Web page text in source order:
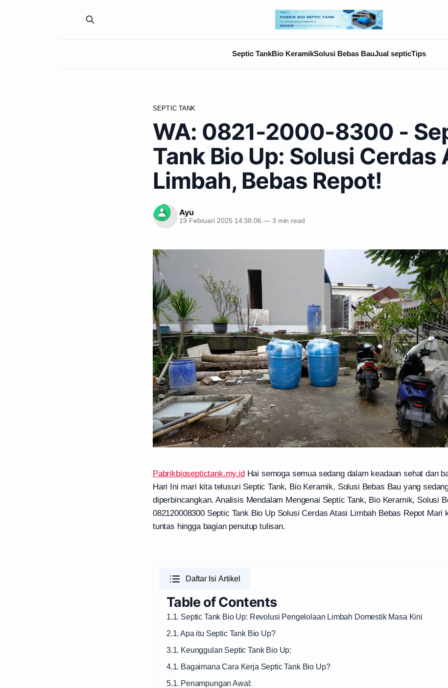
Septic TankBio KeramikSolusi Bebas BauJual septicTips
SEPTIC TANK
WA: 0821-2000-8300 -
Tank Bio Up: Solusi Cerdas
Limbah, Bebas Repot!
Ayu
19 Februari 2025 14:38:06 —3 min read
Pabrikbioseptictank.my.idHai semoga semua sedang dalam keadaan sehat dan
Hari Ini mari kita telusuri Septic Tank, Bio Keramik, Solusi Bebas Bau yang
diperbincangkan. Analisis Mendalam Mengenai Septic Tank, Bio Keramik, Solusi
082120008300 Septic Tank Bio Up Solusi Cerdas Atasi Limbah Bebas Repot Mari
tuntas hingga bagian penutup tulisan.
Daftar Isi Artikel
Table of Contents
1.1. Septic Tank Bio Up: Revolusi Pengelolaan Limbah Domestik Masa Kini
2.1. Apa itu Septic Tank Bio Up?
3.1. Keunggulan Septic Tank Bio Up:
4.1. Bagaimana Cara Kerja Septic Tank Bio Up?
5.1. Penampungan Awal: